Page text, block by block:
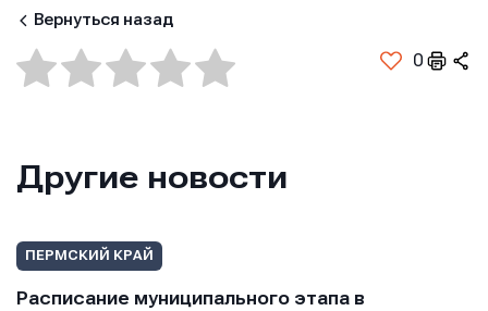
Вернуться назад
0
Другие новости
ПЕРМСКИЙ КРАЙ
Расписание муниципального этапа в
Имя
Имя
Имя